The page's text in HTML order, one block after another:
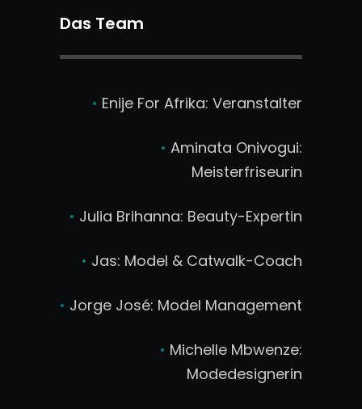
Das Team
• Enije For Afrika: Veranstalter
• Aminata Onivogui:
Meisterfriseurin
• Julia Brihanna: Beauty-Expertin
• Jas: Model & Catwalk-Coach
• Jorge José: Model Management
• Michelle Mbwenze:
Modedesignerin